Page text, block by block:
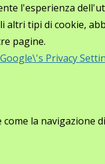
l'esperienza
tipi di cookie,
pagine.
Google\'s Privacy
la navigazione